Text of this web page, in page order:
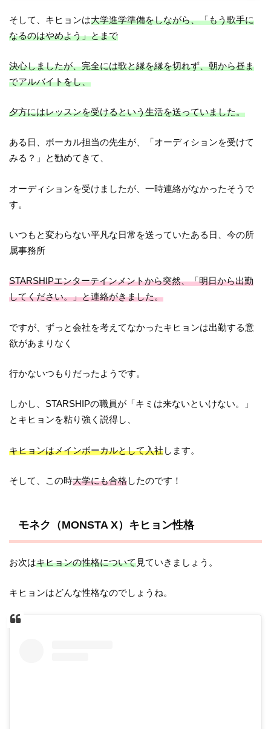
そして、キヒョンは大学進学準備をしながら、「もう歌手に
なるのはやめよう」とまで
決心しましたが、完全には歌と縁を縁を切れず、朝から昼ま
でアルバイトをし、
夕方にはレッスンを受けるという生活を送っていました。
ある日、ボーカル担当の先生が、「オーディションを受けて
みる？」と勧めてきて、
オーディションを受けましたが、一時連絡がなかったそうで
す。
いつもと変わらない平凡な日常を送っていたある日、今の所
属事務所
STARSHIPエンターテインメントから突然、「明日から出勤
してください。」と連絡がきました。
ですが、ずっと会社を考えてなかったキヒョンは出勤する意
欲があまりなく
行かないつもりだったようです。
しかし、STARSHIPの職員が「キミは来ないといけない。」
とキヒョンを粘り強く説得し、
キヒョンはメインボーカルとして入社します。
そして、この時大学にも合格したのです！
モネク（MONSTA X）キヒョン性格
お次はキヒョンの性格について見ていきましょう。
キヒョンはどんな性格なのでしょうね。